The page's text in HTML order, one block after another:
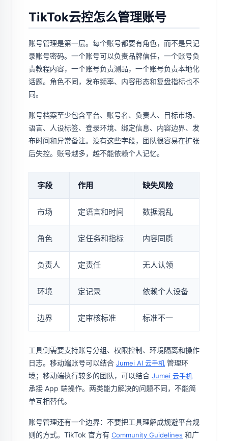
TikTok云控怎么管理账号
账号管理是第一层。每个账号都要有角色，而不是只记
录账号密码。一个账号可以负责品牌信任，一个账号负
责教程内容，一个账号负责测品，一个账号负责本地化
话题。角色不同，发布频率、内容形态和复盘指标也不
同。
账号档案至少包含平台、账号名、负责人、目标市场、
语言、人设标签、登录环境、绑定信息、内容边界、发
布时间和异常备注。没有这些字段，团队很容易在扩张
后失控。账号越多，越不能依赖个人记忆。
字段 作用 缺失风险
市场 定语言和时间 数据混乱
角色 定任务和指标 内容同质
负责人 定责任 无人认领
环境 定记录 依赖个人设备
边界 定审核标准 标准不一
工具侧需要支持账号分组、权限控制、环境隔离和操作
日志。移动端账号可以结合 Jumei AI 云手机 管理环
境；移动端执行较多的团队，可以结合 Jumei 云手机
承接 App 端操作。两类能力解决的问题不同，不能简
单互相替代。
账号管理还有一个边界：不要把工具理解成规避平台规
则的方式。TikTok 官方有 Community Guidelines 和广